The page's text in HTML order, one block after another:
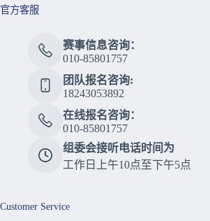
官方客服
赛事信息咨询：
010-85801757
团队报名咨询:
18243053892
在线报名咨询：
010-85801757
组委会接听电话时间为
工作日上午10点至下午5点
Customer Service